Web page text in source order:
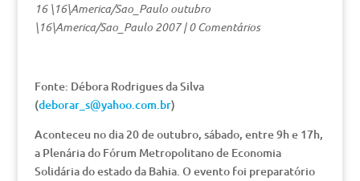
16 \16\America/Sao_Paulo outubro
\16\America/Sao_Paulo 2007|0 Comentários
Fonte: Débora Rodrigues da Silva
(deborar_s@yahoo.com.br)
Aconteceu no dia 20 de outubro, sábado, entre 9h e 17h,
a Plenária do Fórum Metropolitano de Economia
Solidária do estado da Bahia. O evento foi preparatório